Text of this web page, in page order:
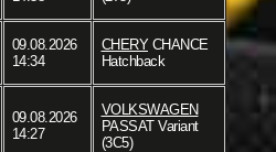
09.08.2026
14:34
CHERYCHANCE
Hatchback
09.08.2026
14:27
VOLKSWAGEN
PASSAT Variant
(3C5)